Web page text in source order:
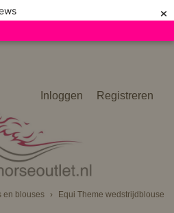
×
Inloggen Registreren
en blouses ›
Equi Theme wedstrijdblouse